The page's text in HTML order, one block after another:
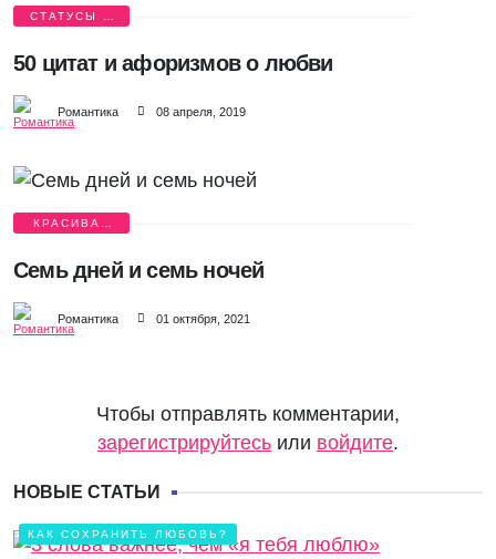
СТАТУСЫ И
50 цитат и афоризмов о любви
Романтика 08 апреля, 2019
КРАСИВАЯ
Семь дней и семь ночей
Романтика 01 октября, 2021
Чтобы отправлять комментарии,
зарегистрируйтесь или войдите.
НОВЫЕ СТАТЬИ
КАК СОХРАНИТЬ ЛЮБОВЬ?